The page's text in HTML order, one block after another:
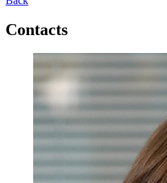
Contacts